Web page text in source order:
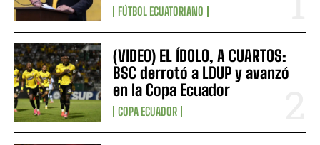
FÚTBOL ECUATORIANO
(VIDEO) EL ÍDOLO, A CUARTOS:
BSC derrotó a LDUP y avanzó
en la Copa Ecuador
COPA ECUADOR